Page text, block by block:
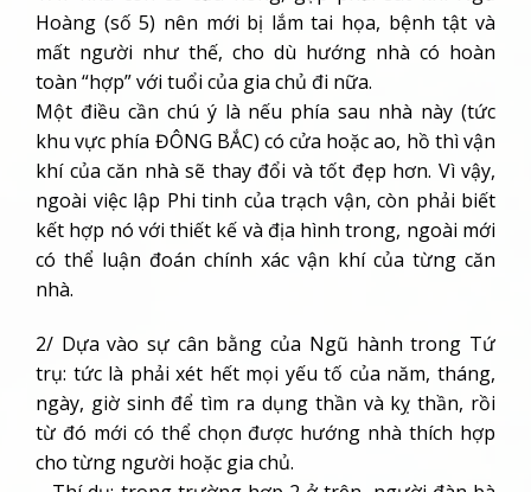
Hoàng (số 5) nên mới bị lắm tai họa, bệnh tật và
mất người như thế, cho dù hướng nhà có hoàn
toàn “hợp” với tuổi của gia chủ đi nữa.
Một điều cần chú ý là nếu phía sau nhà này (tức
khu vực phía ĐÔNG BẮC) có cửa hoặc ao, hồ thì vận
khí của căn nhà sẽ thay đổi và tốt đẹp hơn. Vì vậy,
ngoài việc lập Phi tinh của trạch vận, còn phải biết
kết hợp nó với thiết kế và địa hình trong, ngoài mới
có thể luận đoán chính xác vận khí của từng căn
nhà.
2/ Dựa vào sự cân bằng của Ngũ hành trong Tứ
trụ: tức là phải xét hết mọi yếu tố của năm, tháng,
ngày, giờ sinh để tìm ra dụng thần và kỵ thần, rồi
từ đó mới có thể chọn được hướng nhà thích hợp
cho từng người hoặc gia chủ.